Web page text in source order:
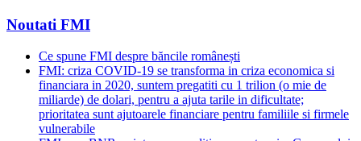
Noutati FMI
Ce spune FMI despre băncile românești
FMI: criza COVID-19 se transforma in criza economica si
financiara in 2020, suntem pregatiti cu 1 trilion (o mie de
miliarde) de dolari, pentru a ajuta tarile in dificultate;
prioritatea sunt ajutoarele financiare pentru familiile si firmele
vulnerabile